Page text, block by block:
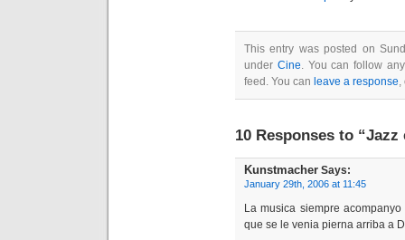
This entry was posted on
under Cine. You can follow
feed. You can leave a response,
10 Responses to “Jazz
Kunstmacher Says:
January 29th, 2006 at 11:45
La musica siempre
que se le venia pierna arriba a